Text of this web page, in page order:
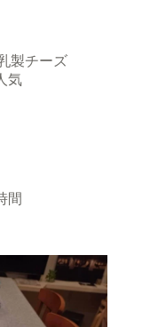
製チーズ
気
間